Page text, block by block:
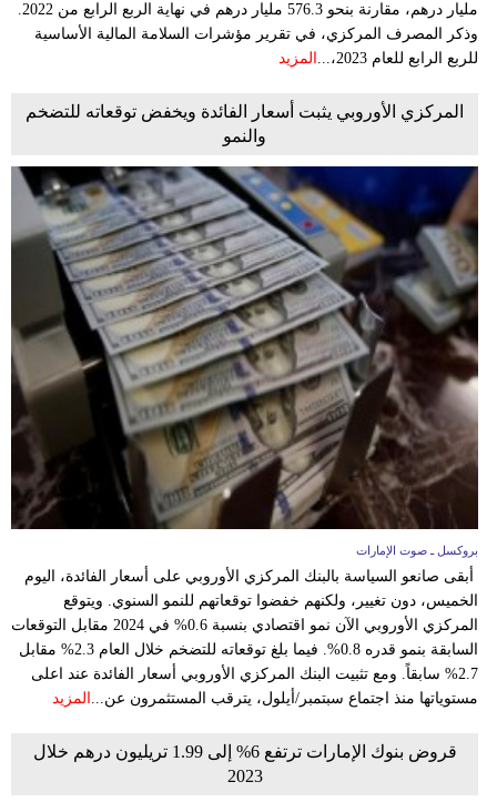
مليار درهم، مقارنة بنحو 576.3 مليار درهم في نهاية الربع الرابع من 2022.
وذكر المصرف المركزي، في تقرير مؤشرات السلامة المالية الأساسية
للربع الرابع للعام 2023،...
المزيد
المركزي الأوروبي يثبت أسعار الفائدة ويخفض توقعاته للتضخم
والنمو
بروكسل ـ صوت الإمارات
أبقى صانعو السياسة بالبنك المركزي الأوروبي على أسعار الفائدة، اليوم
الخميس، دون تغيير، ولكنهم خفضوا توقعاتهم للنمو السنوي. ويتوقع
المركزي الأوروبي الآن نمو اقتصادي بنسبة 0.6% في 2024 مقابل التوقعات
السابقة بنمو قدره 0.8%. فيما بلغ توقعاته للتضخم خلال العام 2.3% مقابل
2.7% سابقاً. ومع تثبيت البنك المركزي الأوروبي أسعار الفائدة عند اعلى
مستوياتها منذ اجتماع سبتمبر/أيلول، يترقب المستثمرون عن...
المزيد
قروض بنوك الإمارات ترتفع 6% إلى 1.99 تريليون درهم خلال
2023